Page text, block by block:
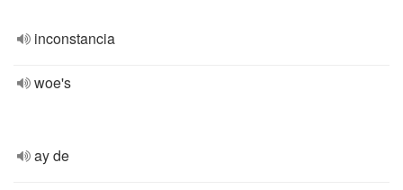
inconstancia
woe's
ay de